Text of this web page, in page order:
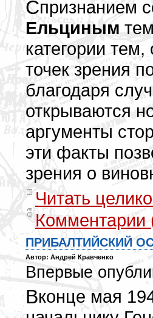
С признанием
Ельциным
категории
точек зрения
благодаря
открываются
аргументы
эти факты
зрения о
Читать
Комментарии
ПРИБАЛТИЙСКИЙ
Автор: Андрей Кравченко
Впервые
В конце мая 1941 года И. Ф. Кузнецов доложил